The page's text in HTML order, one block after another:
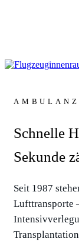
Schnelle
Sekunde
Seit 1987
Lufttransporte